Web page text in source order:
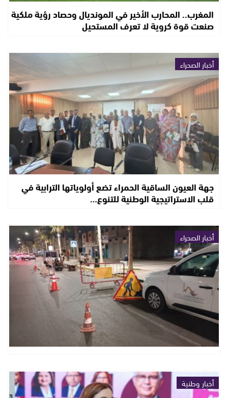
المغرب.. المحارب الأخير في المونديال وحصاد رؤية ملكية
صنعت قوة كروية لا تعرف المستحيل
أخبار الصحراء
جهة العيون الساقية الحمراء تضع أولوياتها الترابية في
قلب الاستراتيجية الوطنية للتنوع…
أخبار الصحراء
أخبار وطنية